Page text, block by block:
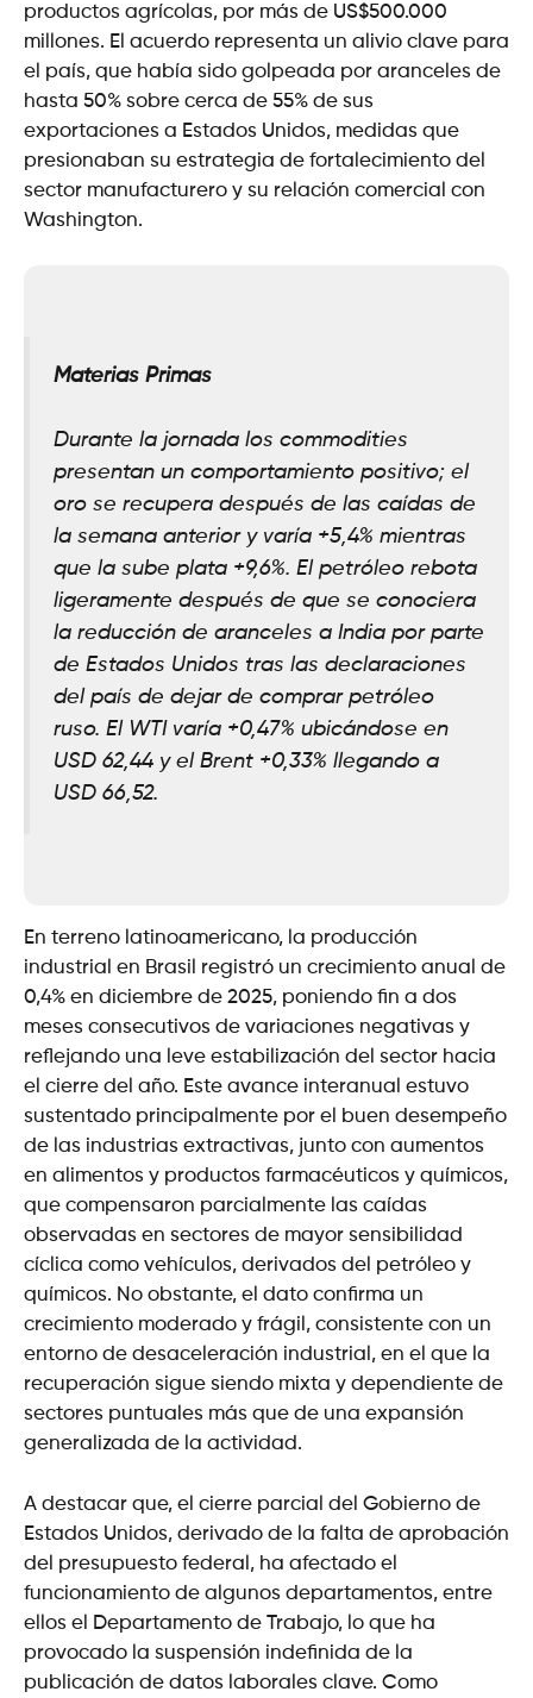
productos agrícolas, por más de US$500.000
millones. El acuerdo representa un alivio clave para
el país, que había sido golpeada por aranceles de
hasta 50% sobre cerca de 55% de sus
exportaciones a Estados Unidos, medidas que
presionaban su estrategia de fortalecimiento del
sector manufacturero y su relación comercial con
Washington.
Materias Primas
Durante la jornada los commodities
presentan un comportamiento positivo; el
oro se recupera después de las caídas de
la semana anterior y varía +5,4% mientras
que la sube plata +9,6%. El petróleo rebota
ligeramente después de que se conociera
la reducción de aranceles a India por parte
de Estados Unidos tras las declaraciones
del país de dejar de comprar petróleo
ruso. El WTI varía +0,47% ubicándose en
USD 62,44 y el Brent +0,33% llegando a
USD 66,52.
En terreno latinoamericano, la producción
industrial en Brasil registró un crecimiento anual de
0,4% en diciembre de 2025, poniendo fin a dos
meses consecutivos de variaciones negativas y
reflejando una leve estabilización del sector hacia
el cierre del año. Este avance interanual estuvo
sustentado principalmente por el buen desempeño
de las industrias extractivas, junto con aumentos
en alimentos y productos farmacéuticos y químicos,
que compensaron parcialmente las caídas
observadas en sectores de mayor sensibilidad
cíclica como vehículos, derivados del petróleo y
químicos. No obstante, el dato confirma un
crecimiento moderado y frágil, consistente con un
entorno de desaceleración industrial, en el que la
recuperación sigue siendo mixta y dependiente de
sectores puntuales más que de una expansión
generalizada de la actividad.
A destacar que, el cierre parcial del Gobierno de
Estados Unidos, derivado de la falta de aprobación
del presupuesto federal, ha afectado el
funcionamiento de algunos departamentos, entre
ellos el Departamento de Trabajo, lo que ha
provocado la suspensión indefinida de la
publicación de datos laborales clave. Como